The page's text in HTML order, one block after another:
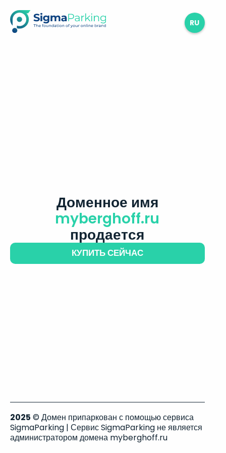
RU
Доменное имя
myberghoff.ru
продается
КУПИТЬ СЕЙЧАС
2025 © Домен припаркован с помощью сервиса
SigmaParking | Сервис SigmaParking не является
администратором домена myberghoff.ru